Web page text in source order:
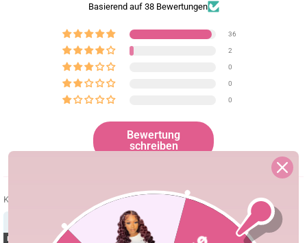
Basierend auf 38 Bewertungen
36
2
0
0
0
Bewertung
schreiben
Kundenfotos & -videos